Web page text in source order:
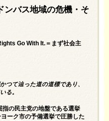
バス地域の危機・そ
Go With It.＝まず社会主
つて辿った道の道標であり、
る。
の民主党の地盤である選挙
ーク市の予備選挙で圧勝した